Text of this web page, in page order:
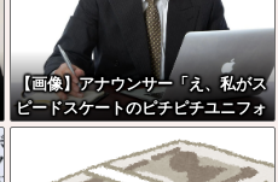
【画像】アナウンサー「え、私がス
ピードスケートのピチピチユニフォ
ーム着るんですか…？ﾑﾁｨ！！」←
これはお前らに刺さるやろw w w w